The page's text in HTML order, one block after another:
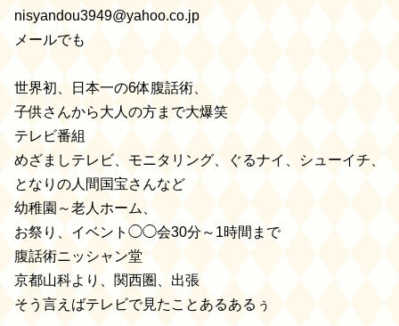
nisyandou3949@yahoo.co.jp
メールでも
世界初、日本一の6体腹話術、
子供さんから大人の方まで大爆笑
テレビ番組
めざましテレビ、モニタリング、ぐるナイ、シューイチ、
となりの人間国宝さんなど
幼稚園～老人ホーム、
お祭り、イベント◯◯会30分～1時間まで
腹話術ニッシャン堂
京都山科より、関西圏、出張
そう言えばテレビで見たことあるあるぅ